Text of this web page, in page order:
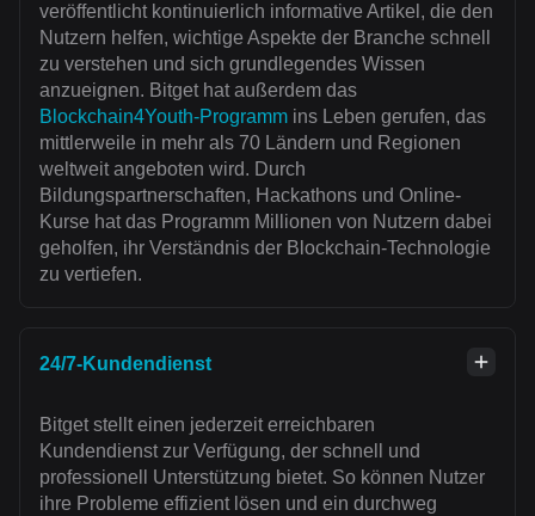
veröffentlicht kontinuierlich informative Artikel, die den
Nutzern helfen, wichtige Aspekte der Branche schnell
zu verstehen und sich grundlegendes Wissen
anzueignen. Bitget hat außerdem das
Blockchain4Youth-Programm ins Leben gerufen, das
mittlerweile in mehr als 70 Ländern und Regionen
weltweit angeboten wird. Durch
Bildungspartnerschaften, Hackathons und Online-
Kurse hat das Programm Millionen von Nutzern dabei
geholfen, ihr Verständnis der Blockchain-Technologie
zu vertiefen.
24/7-Kundendienst
Bitget stellt einen jederzeit erreichbaren
Kundendienst zur Verfügung, der schnell und
professionell Unterstützung bietet. So können Nutzer
ihre Probleme effizient lösen und ein durchweg